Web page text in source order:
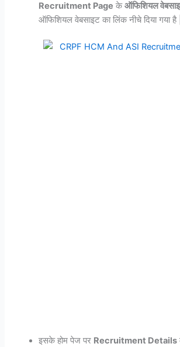
Recruitment Page केऑफिशियल
ऑफिशियल वेबसाइट का लिंक नीचे दिया गया है |
इसके होम पेज पर Recruitment Details